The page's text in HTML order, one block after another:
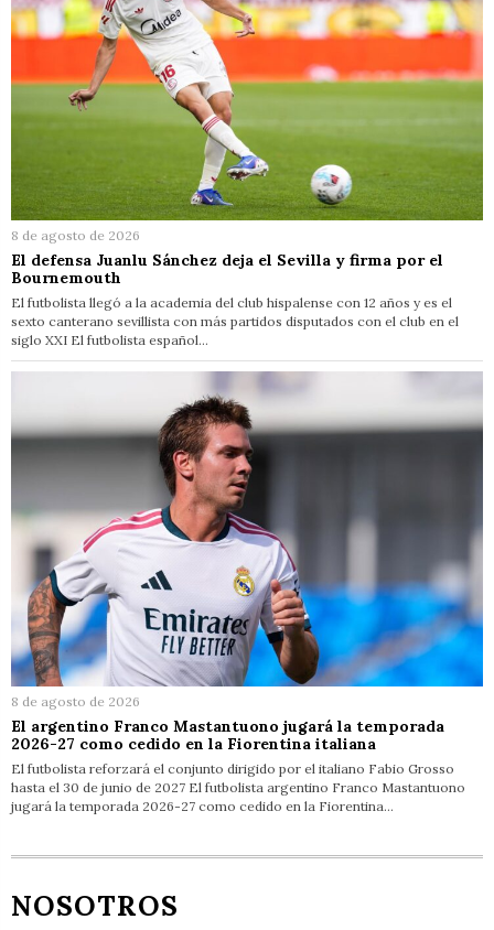
8 de agosto de 2026
El defensa Juanlu Sánchez deja el Sevilla y firma por el
Bournemouth
El futbolista llegó a la academia del club hispalense con 12 años y es el
sexto canterano sevillista con más partidos disputados con el club en el
siglo XXI El futbolista español…
8 de agosto de 2026
El argentino Franco Mastantuono jugará la temporada
2026-27 como cedido en la Fiorentina italiana
El futbolista reforzará el conjunto dirigido por el italiano Fabio Grosso
hasta el 30 de junio de 2027 El futbolista argentino Franco Mastantuono
jugará la temporada 2026-27 como cedido en la Fiorentina…
NOSOTROS